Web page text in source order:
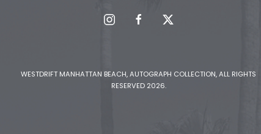
instagramfacebooktwitter
WESTDRIFT MANHATTAN BEACH, AUTOGRAPH COLLECTION, ALL RIGHTS
RESERVED 2026.